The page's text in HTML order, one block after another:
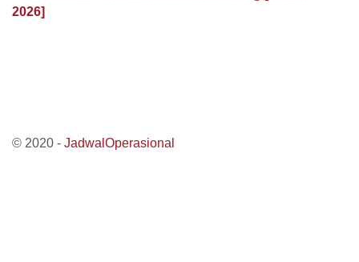
2026]
© 2020 - JadwalOperasional